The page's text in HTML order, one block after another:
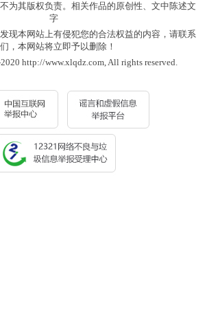
为其版权负责。相关作品的原创性、文中陈述文
字
现本网站上有侵犯您的合法权益的内容，请联系
，本网站将立即予以删除！
http://www.xlqdz.com, All rights reserved.